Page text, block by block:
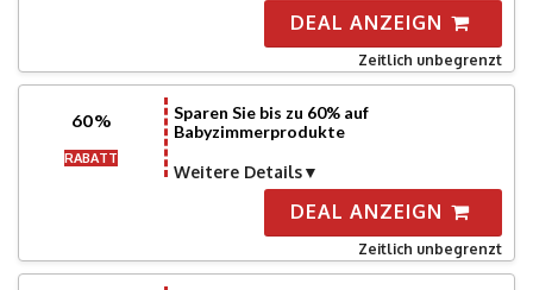
DEAL ANZEIGN
Zeitlich unbegrenzt
60%
RABATT
Sparen Sie bis zu 60% auf
Babyzimmerprodukte
Weitere Details
DEAL ANZEIGN
Zeitlich unbegrenzt